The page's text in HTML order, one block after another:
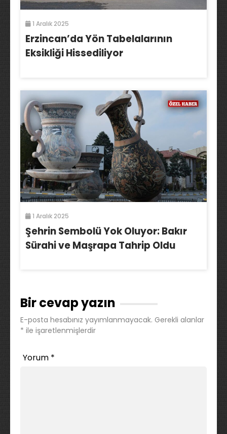
1 Aralık 2025
Erzincan’da Yön Tabelalarının
Eksikliği Hissediliyor
1 Aralık 2025
Şehrin Sembolü Yok Oluyor: Bakır
Sürahi ve Maşrapa Tahrip Oldu
Bir cevap yazın
E-posta hesabınız yayımlanmayacak. Gerekli alanlar
* ile işaretlenmişlerdir
Yorum *